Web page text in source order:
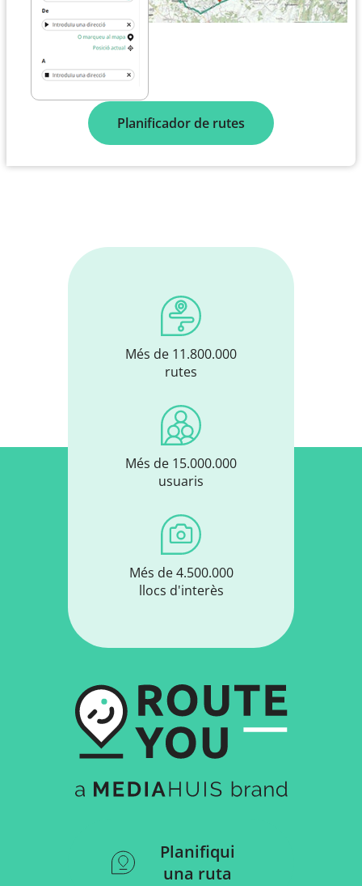
Planificador de rutes
Més de 11.800.000
rutes
Més de 15.000.000
usuaris
Més de 4.500.000
llocs d'interès
Planifiqui
una ruta